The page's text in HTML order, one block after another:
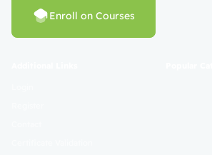
Enroll on Courses